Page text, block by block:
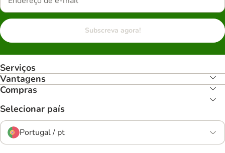
Subscreva agora!
Serviços
Vantagens
Compras
Selecionar país
Portugal / pt